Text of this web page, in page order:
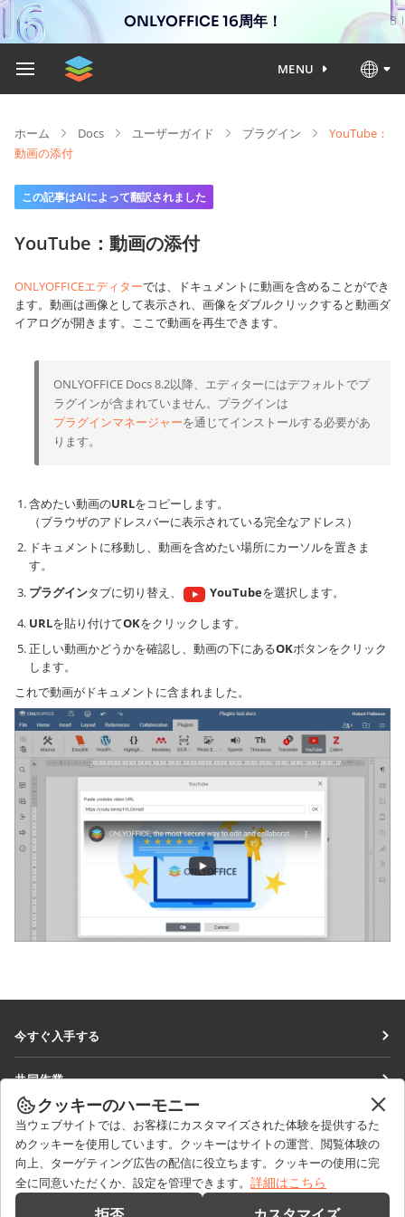
ONLYOFFICE 16周年！
MENU
ホーム Docs ユーザーガイド プラグイン
YouTube：
動画の添付
この記事はAIによって翻訳されました
YouTube：動画の添付
ONLYOFFICEエディターでは、ドキュメントに動画を含めることができ
ます。動画は画像として表示され、画像をダブルクリックすると動画ダ
イアログが開きます。ここで動画を再生できます。
ONLYOFFICE Docs 8.2以降、エディターにはデフォルトでプ
ラグインが含まれていません。プラグインは
プラグインマネージャーを通じてインストールする必要があ
ります。
含めたい動画のURLをコピーします。
（ブラウザのアドレスバーに表示されている完全なアドレス）
ドキュメントに移動し、動画を含めたい場所にカーソルを置きま
す。
プラグインタブに切り替え、 YouTubeを選択します。
URLを貼り付けてOKをクリックします。
正しい動画かどうかを確認し、動画の下にあるOKボタンをクリック
します。
これで動画がドキュメントに含まれました。
今すぐ入手する
DocSpace
Workspace
コネクター
デスクトップアプリ
共同作業
貢献者向け
翻訳者向け
インフルエンサー向け
求人情報
ニュースを見る
ブログ
ヘルプを得る
フォーラム
クッキーのハーモニー
当ウェブサイトでは、お客様にカスタマイズされた体験を提供するた
めクッキーを使用しています。クッキーはサイトの運営、閲覧体験の
向上、ターゲティング広告の配信に役立ちます。クッキーの使用に完
全に同意いただくか、設定を管理できます。 詳細はこちら